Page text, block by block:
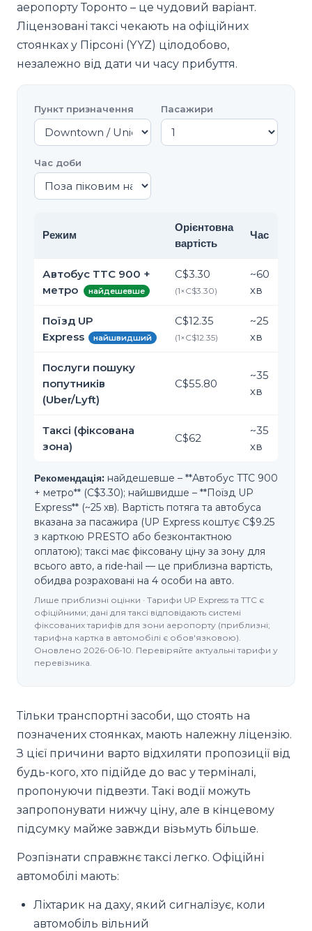
аеропорту Торонто – це чудовий варіант.
Ліцензовані таксі чекають на офіційних
стоянках у Пірсоні (YYZ) цілодобово,
незалежно від дати чи часу прибуття.
Пункт призначення Пасажири
Час доби
Режим
Орієнтовна
вартість
Час
Автобус TTC 900 +
метро
найдешевше
C$3.30
(1×C$3.30)
~60
хв
Поїзд UP
Express
найшвидший
C$12.35
(1×C$12.35)
~25
хв
Послуги пошуку
попутників
(Uber/Lyft)
C$55.80
~35
хв
Таксі (фіксована
зона)
C$62
~35
хв
Рекомендація: найдешевше – **Автобус TTC 900
+ метро** (C$3.30); найшвидше – **Поїзд UP
Express** (~25 хв). Вартість потяга та автобуса
вказана за пасажира (UP Express коштує C$9.25
з карткою PRESTO або безконтактною
оплатою); таксі має фіксовану ціну за зону для
всього авто, а ride-hail — це приблизна вартість,
обидва розраховані на 4 особи на авто.
Лише приблизні оцінки · Тарифи UP Express та TTC є
офіційними; дані для таксі відповідають системі
фіксованих тарифів для зони аеропорту (приблизні;
тарифна картка в автомобілі є обов'язковою).
Оновлено 2026-06-10. Перевіряйте актуальні тарифи у
перевізника.
Тільки транспортні засоби, що стоять на
позначених стоянках, мають належну ліцензію.
З цієї причини варто відхиляти пропозиції від
будь-кого, хто підійде до вас у терміналі,
пропонуючи підвезти. Такі водії можуть
запропонувати нижчу ціну, але в кінцевому
підсумку майже завжди візьмуть більше.
Розпізнати справжнє таксі легко. Офіційні
автомобілі мають:
Ліхтарик на даху, який сигналізує, коли
автомобіль вільний